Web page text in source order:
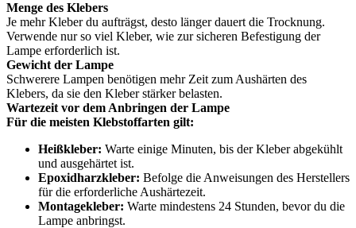
Menge des Klebers
Je mehr Kleber du aufträgst, desto länger dauert die Trocknung.
Verwende nur so viel Kleber, wie zur sicheren Befestigung der
Lampe erforderlich ist.
Gewicht der Lampe
Schwerere Lampen benötigen mehr Zeit zum Aushärten des
Klebers, da sie den Kleber stärker belasten.
Wartezeit vor dem Anbringen der Lampe
Für die meisten Klebstoffarten gilt:
Heißkleber: Warte einige Minuten, bis der Kleber abgekühlt
und ausgehärtet ist.
Epoxidharzkleber: Befolge die Anweisungen des Herstellers
für die erforderliche Aushärtezeit.
Montagekleber: Warte mindestens 24 Stunden, bevor du die
Lampe anbringst.